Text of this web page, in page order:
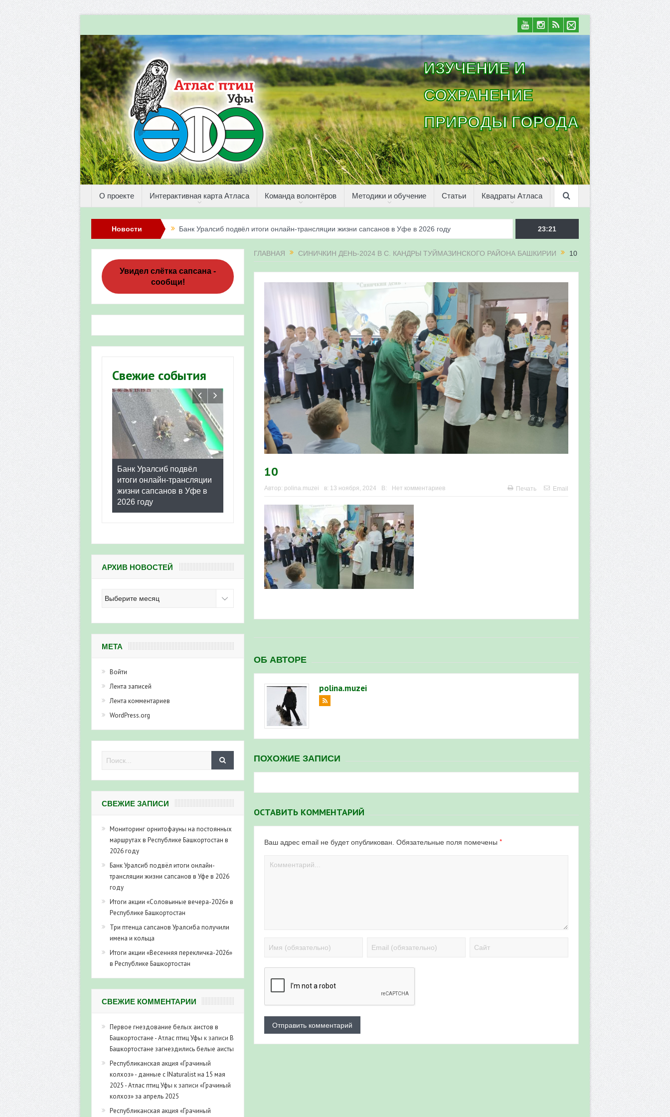
ИЗУЧЕНИЕ И
СОХРАНЕНИЕ
ПРИРОДЫ ГОРОДА
О проекте Интерактивная карта Атласа Команда волонтёров Методики и обучение Статьи Квадраты Атласа
Новости Банк Уралсиб подвёл итоги онлайн-трансляции жизни сапсанов в Уфе в 2026 году
Итоги акции «Соловьиные вечера-2026» в Республике Башкортостан
Три птенца сапсанов Уралсиба получили имена и кольца
Итоги акции «Весенняя перекличка-2026» в Республике Башкортостан
«Весенняя перекличка-2026» — 21-31 мая 2026
Мероприятие для ребят из дневного лагеря центра олимпиадного движения «Аврора»
Фотофиксация и осмотр птенцов сапсанов на крыше Уралсиба в Уфе в 2026 г.
Участие башкирских орнитологов и бердвотчеров в проекте «Развитие программы мониторинга
численности птиц в европейской части России»
«Весенняя перекличка-2026» — 11-20 мая 2026
Мониторинг орнитофауны на постоянных маршрутах в Республике Башкортостан в 2026 году
23:21
ГЛАВНАЯ СИНИЧКИН ДЕНЬ-2024 В С. КАНДРЫ ТУЙМАЗИНСКОГО РАЙОНА БАШКИРИИ 10
10
Автор: polina.muzei в: 13 ноября, 2024 В: Нет комментариев Печать Email
ОБ АВТОРЕ
polina.muzei
ПОХОЖИЕ ЗАПИСИ
ОСТАВИТЬ КОММЕНТАРИЙ
Ваш адрес email не будет опубликован. Обязательные поля помечены *
Увидел слётка сапсана -
сообщи!
Свежие события
Банк Уралсиб подвёл
итоги онлайн-трансляции
жизни сапсанов в Уфе в
2026 году
АРХИВ НОВОСТЕЙ
новостей
МЕТА
Войти
Лента записей
Лента комментариев
WordPress.org
СВЕЖИЕ ЗАПИСИ
Мониторинг орнитофауны на постоянных
маршрутах в Республике Башкортостан в
2026 году
Банк Уралсиб подвёл итоги онлайн-
трансляции жизни сапсанов в Уфе в 2026
году
Итоги акции «Соловьиные вечера-2026» в
Республике Башкортостан
Три птенца сапсанов Уралсиба получили
имена и кольца
Итоги акции «Весенняя перекличка-2026»
в Республике Башкортостан
СВЕЖИЕ КОММЕНТАРИИ
Первое гнездование белых аистов в
Башкортостане - Атлас птиц Уфы к записи В
Башкортостане загнездились белые аисты
Республиканская акция «Грачиный
колхоз» - данные с INaturalist на 15 мая
2025 - Атлас птиц Уфы к записи «Грачиный
колхоз» за апрель 2025
Республиканская акция «Грачиный